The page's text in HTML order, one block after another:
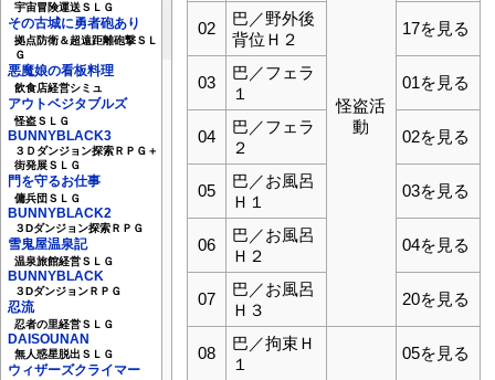
宇宙冒険運送ＳＬＧ
その古城に勇者砲あり
拠点防衛＆超遠距離砲撃ＳＬ
Ｇ
悪魔娘の看板料理
飲食店経営シミュ
アウトベジタブルズ
怪盗ＳＬＧ
BUNNYBLACK3
３Ｄダンジョン探索ＲＰＧ＋
街発展ＳＬＧ
門を守るお仕事
傭兵団ＳＬＧ
BUNNYBLACK2
３Dダンジョン探索ＲＰＧ
雪鬼屋温泉記
温泉旅館経営ＳＬＧ
BUNNYBLACK
３DダンジョンＲＰＧ
忍流
忍者の里経営ＳＬＧ
DAISOUNAN
無人惑星脱出ＳＬＧ
ウィザーズクライマー
怪盗活
動
02
巴／野外後
背位Ｈ２
17を見る
03
巴／フェラ
１
01を見る
04
巴／フェラ
２
02を見る
05
巴／お風呂
Ｈ１
03を見る
06
巴／お風呂
Ｈ２
04を見る
07
巴／お風呂
Ｈ３
20を見る
08
巴／拘束Ｈ
１
05を見る